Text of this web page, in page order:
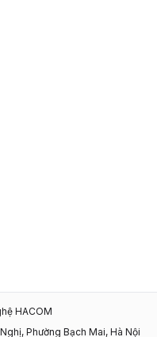
HACOM
Phường Bạch Mai, Hà Nội